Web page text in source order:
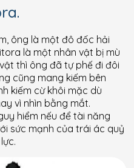
ông là một đô đốc hải
là một nhân vật bị mù
thì ông đã tự phế đi đôi
cũng mang kiếm bên
kiếm cừ khôi mặc dù
vì nhìn bằng mắt.
hiểm nếu để tài năng
sức mạnh của trái ác quỷ